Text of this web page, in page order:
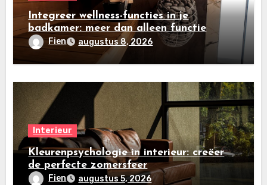
Integreer wellness-functies in je
badkamer: meer dan alleen functie
Fien augustus 8, 2026
Interieur
Kleurenpsychologie in interieur: creëer
de perfecte zomersfeer
Fien augustus 5, 2026